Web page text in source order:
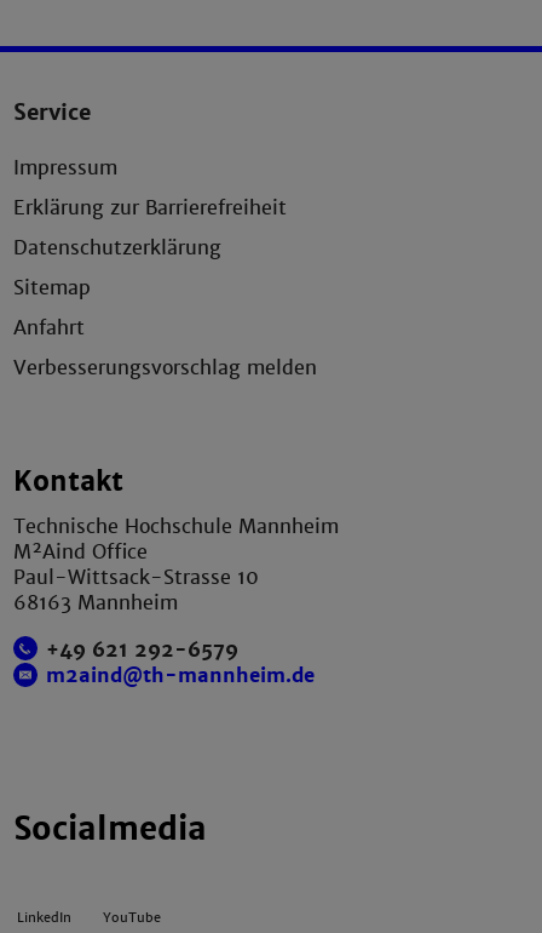
Service
Impressum
Erklärung zur Barrierefreiheit
Datenschutzerklärung
Sitemap
Anfahrt
Verbesserungsvorschlag melden
Kontakt
Technische Hochschule Mannheim
M²Aind Office
Paul-Wittsack-Strasse 10
68163 Mannheim
+49 621 292-6579
m2aind@th-mannheim.de
Socialmedia
LinkedIn YouTube